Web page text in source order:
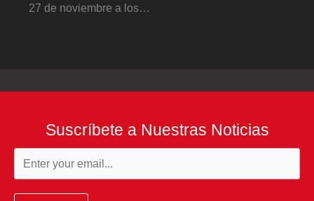
27 de noviembre a los…
Suscríbete a Nuestras Noticias